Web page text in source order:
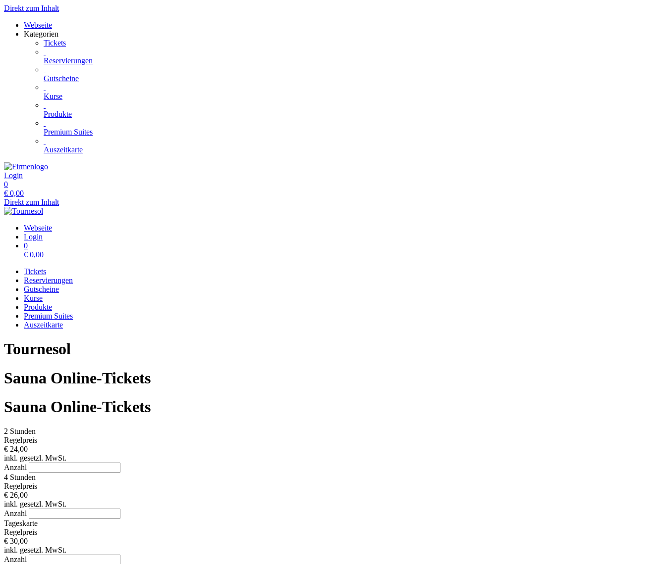
Direkt zum Inhalt
Webseite
Kategorien
Tickets
Reservierungen
Gutscheine
Kurse
Produkte
Premium Suites
Auszeitkarte
Login
0
€ 0,00
Direkt zum Inhalt
Webseite
Login
0
€ 0,00
Tickets
Reservierungen
Gutscheine
Kurse
Produkte
Premium Suites
Auszeitkarte
Tournesol
Sauna Online-Tickets
Sauna Online-Tickets
2 Stunden
Regelpreis
€ 24,00
inkl. gesetzl. MwSt.
Anzahl
4 Stunden
Regelpreis
€ 26,00
inkl. gesetzl. MwSt.
Anzahl
Tageskarte
Regelpreis
€ 30,00
inkl. gesetzl. MwSt.
Anzahl